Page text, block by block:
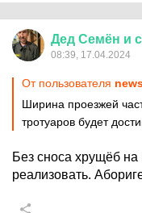
Дед Семён и
08:39, 17.04.2024
От пользователя
Ширина проезжей
тротуаров будет
Без сноса хрущёб
реализовать.